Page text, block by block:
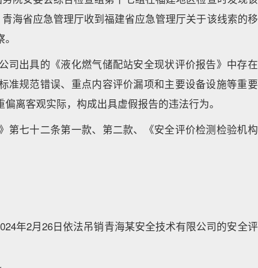
海省应急管理厅收到福建省应急管理厅关于该线索的移
司出具的《液化燃气储配站安全现状评价报告》中存在
准规范错误、重点内容评价漏项和主要设备设施等重要
离客观实际，构成出具虚假报告的违法行为。
第七十二条第一款、第二款、《安全评价检测检验机构
年2月26日依法吊销青海某安全技术有限公司的安全评